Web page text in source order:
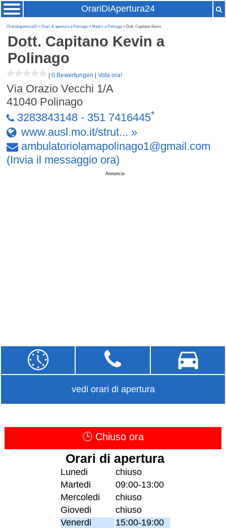
OrariDiApertura24
Oraridiapertura24»Orari di apertura a Polinago » Medici a Polinago » Dott. Capitano Kevin
Dott. Capitano Kevin a
Polinago
|0 Bewertungen |Vota ora!
Via Orazio Vecchi 1/A
41040 Polinago
3283843148 - 351 7416445*
www.ausl.mo.it/strut... »
ambulatoriolamapolinago1@gmail .com
(Invia il messaggio ora)
Annuncio
vedi orari di apertura
🕒 Chiuso ora
Orari di apertura
Lunedi
chiuso
Martedi
09:00-13:00
Mercoledi
chiuso
Giovedi
chiuso
Venerdi
15:00-19:00